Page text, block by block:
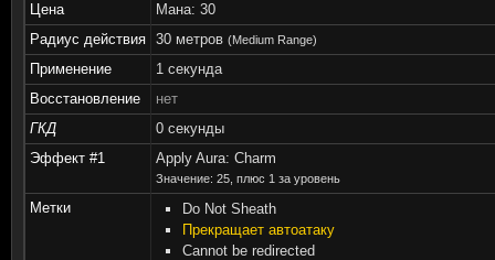
Цена
Мана: 30
Радиус действия 30 метров (Medium Range)
Применение
1 секунда
Восстановление
нет
ГКД
0 секунды
Эффект #1
Apply Aura: Charm
Значение: 25, плюс 1 за уровень
Метки
Do Not Sheath
Прекращает автоатаку
Cannot be redirected